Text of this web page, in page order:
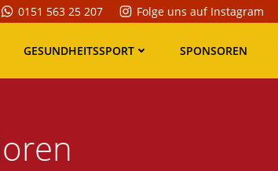
0151 563 25 207 Folge uns auf Instagram
GESUNDHEITSSPORT SPONSOREN